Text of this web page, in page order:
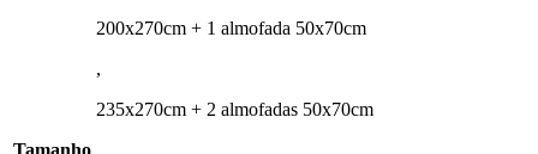
200x270cm + 1 almofada 50x70cm
,
235x270cm + 2 almofadas 50x70cm